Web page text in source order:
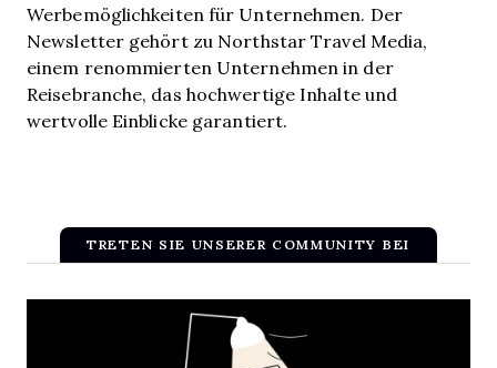
Werbemöglichkeiten für Unternehmen. Der
Newsletter gehört zu Northstar Travel Media,
einem renommierten Unternehmen in der
Reisebranche, das hochwertige Inhalte und
wertvolle Einblicke garantiert.
TRETEN SIE UNSERER COMMUNITY BEI